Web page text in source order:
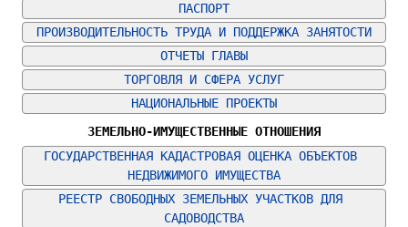
ПАСПОРТ
ПРОИЗВОДИТЕЛЬНОСТЬ ТРУДА И ПОДДЕРЖКА ЗАНЯТОСТИ
ОТЧЕТЫ ГЛАВЫ
ТОРГОВЛЯ И СФЕРА УСЛУГ
НАЦИОНАЛЬНЫЕ ПРОЕКТЫ
ЗЕМЕЛЬНО-ИМУЩЕСТВЕННЫЕ ОТНОШЕНИЯ
ГОСУДАРСТВЕННАЯ КАДАСТРОВАЯ ОЦЕНКА ОБЪЕКТОВ
НЕДВИЖИМОГО ИМУЩЕСТВА
РЕЕСТР СВОБОДНЫХ ЗЕМЕЛЬНЫХ УЧАСТКОВ ДЛЯ
САДОВОДСТВА